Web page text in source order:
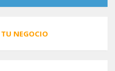
NEGOCIO